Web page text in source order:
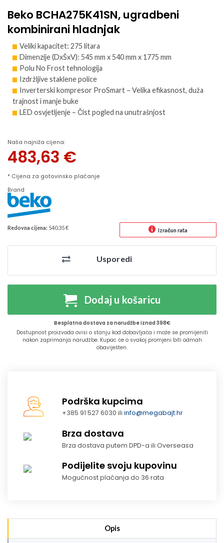
Beko BCHA275K41SN, ugradbeni
kombinirani hladnjak
Veliki kapacitet: 275 litara
Dimenzije (DxŠxV): 545 mm x 540 mm x 1775 mm
Polu No Frost tehnologija
Izdržljive staklene police
Inverterski kompresor ProSmart – Velika efikasnost, duža
trajnost i manje buke
LED osvjetljenje – Čist pogled na unutrašnjost
Naša najniža cijena:
483,63 €
* Cijena za gotovinsko plaćanje
Brand
Redovna cijena: 540.35 € Izračun rata
Usporedi
Dodaj u košaricu
Besplatna dostava za narudžbe iznad 398€
Dostupnost proizvoda ovisi o stanju kod dobavljača i može se promijeniti
nakon zaprimanja narudžbe. Kupac će o svakoj promjeni biti odmah
obaviješten.
Podrška kupcima
+385 91 527 6030 iliinfo@megabajt.hr
Brza dostava
Brza dostava putem DPD-a ili Overseasa
Podijelite svoju kupovinu
Mogućnost plaćanja do 36 rata
Opis